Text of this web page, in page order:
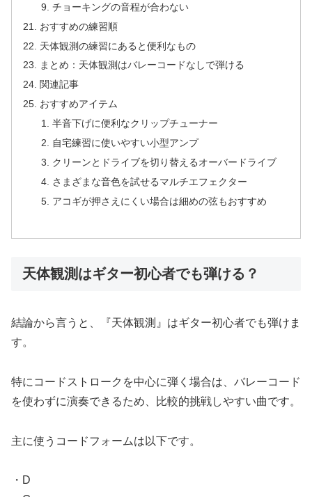
チョーキングの音程が合わない
おすすめの練習順
天体観測の練習にあると便利なもの
まとめ：天体観測はバレーコードなしで弾ける
関連記事
おすすめアイテム
半音下げに便利なクリップチューナー
自宅練習に使いやすい小型アンプ
クリーンとドライブを切り替えるオーバードライブ
さまざまな音色を試せるマルチエフェクター
アコギが押さえにくい場合は細めの弦もおすすめ
天体観測はギター初心者でも弾ける？
結論から言うと、『天体観測』はギター初心者でも弾けま
す。
特にコードストロークを中心に弾く場合は、バレーコード
を使わずに演奏できるため、比較的挑戦しやすい曲です。
主に使うコードフォームは以下です。
・D